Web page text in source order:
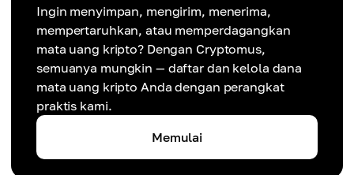
Ingin menyimpan, mengirim, menerima,
mempertaruhkan, atau memperdagangkan
mata uang kripto? Dengan Cryptomus,
semuanya mungkin — daftar dan kelola dana
mata uang kripto Anda dengan perangkat
praktis kami.
Memulai